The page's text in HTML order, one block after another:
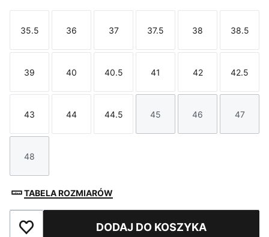
Rozmiar
35.5
Rozmiar
36
Rozmiar
37
Rozmiar
37.5
Rozmiar
38 38.5
Rozmiar
39
Rozmiar
40
Rozmiar
40.5
Rozmiar
41
Rozmiar
42 42.5
Rozmiar
43
Rozmiar
44
Rozmiar
44.5
Rozmiar
45
Rozmiar
46 47
Rozmiar
48
TABELA ROZMIARÓW
Dodaj do ulubionychDODAJ DO KOSZYKA